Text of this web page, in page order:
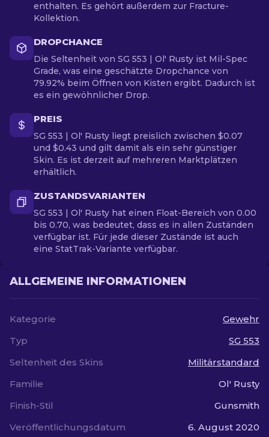
enthalten. Es gehört außerdem zur Fracture-
Kollektion.
DROPCHANCE
Die Seltenheit von SG 553 | Ol' Rusty ist Mil-Spec
Grade, was eine geschätzte Dropchance von
79.92% beim Öffnen von Kisten ergibt. Dadurch ist
es ein gewöhnlicher Drop.
PREIS
SG 553 | Ol' Rusty liegt preislich zwischen $0.07
und $0.43 und gilt damit als ein sehr günstiger
Skin. Es ist derzeit auf mehreren Marktplätzen
erhältlich.
ZUSTANDSVARIANTEN
SG 553 | Ol' Rusty hat einen Float-Bereich von 0.00
bis 0.70, was bedeutet, dass es in allen Zuständen
verfügbar ist. Für jede dieser Zustände ist auch
eine StatTrak-Variante verfügbar.
ALLGEMEINE INFORMATIONEN
Kategorie
Gewehr
Typ
SG 553
Seltenheit des Skins
Militärstandard
Familie
Ol' Rusty
Finish-Stil
Gunsmith
Veröffentlichungsdatum
6. August 2020